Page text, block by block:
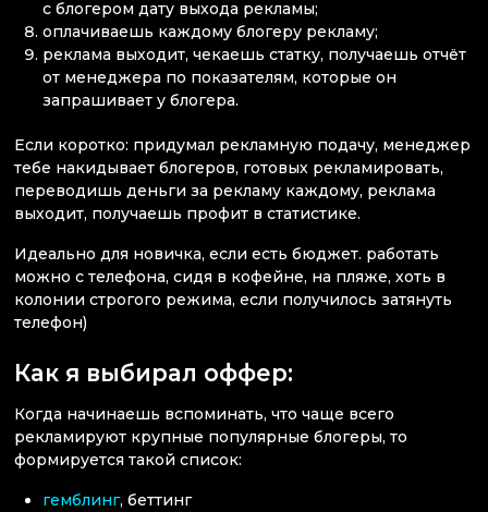
с блогером дату выхода рекламы;
оплачиваешь каждому блогеру рекламу;
реклама выходит, чекаешь статку, получаешь отчёт
от менеджера по показателям, которые он
запрашивает у блогера.
Если коротко: придумал рекламную подачу, менеджер
тебе накидывает блогеров, готовых рекламировать,
переводишь деньги за рекламу каждому, реклама
выходит, получаешь профит в статистике.
Идеально для новичка, если есть бюджет. работать
можно с телефона, сидя в кофейне, на пляже, хоть в
колонии строгого режима, если получилось затянуть
телефон)
Как я выбирал оффер:
Когда начинаешь вспоминать, что чаще всего
рекламируют крупные популярные блогеры, то
формируется такой список:
гемблинг, беттинг